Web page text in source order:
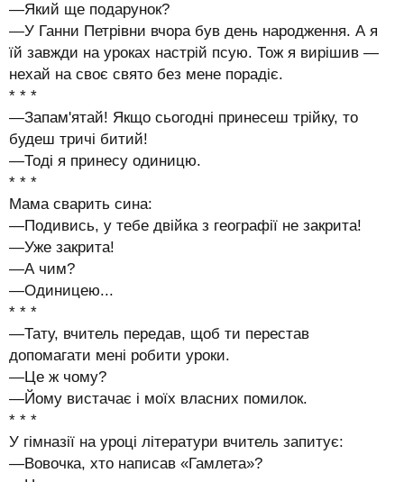
—Який ще подарунок?
—У Ганни Петрівни вчора був день народження. А я
їй завжди на уроках настрій псую. Тож я вирішив —
нехай на своє свято без мене порадіє.
* * *
—Запам'ятай! Якщо сьогодні принесеш трійку, то
будеш тричі битий!
—Тоді я принесу одиницю.
* * *
Мама сварить сина:
—Подивись, у тебе двійка з географії не закрита!
—Уже закрита!
—А чим?
—Одиницею...
* * *
—Тату, вчитель передав, щоб ти перестав
допомагати мені робити уроки.
—Це ж чому?
—Йому вистачає і моїх власних помилок.
* * *
У гімназії на уроці літератури вчитель запитує:
—Вовочка, хто написав «Гамлета»?